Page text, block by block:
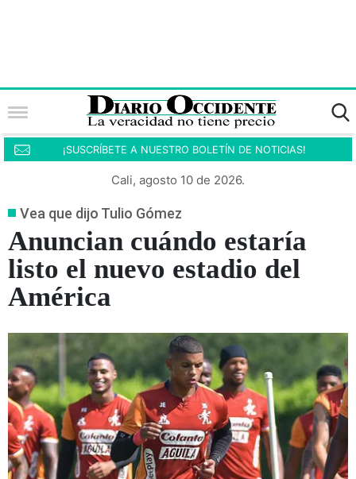
¡SUSCRÍBETE A NUESTRO BOLETÍN DE NOTICIAS!
Cali, agosto 10 de 2026.
Vea que dijo Tulio Gómez
Anuncian cuándo estaría
listo el nuevo estadio del
América